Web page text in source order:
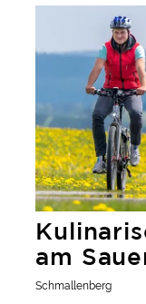
am
Schmallenberg
Kulinarische E-